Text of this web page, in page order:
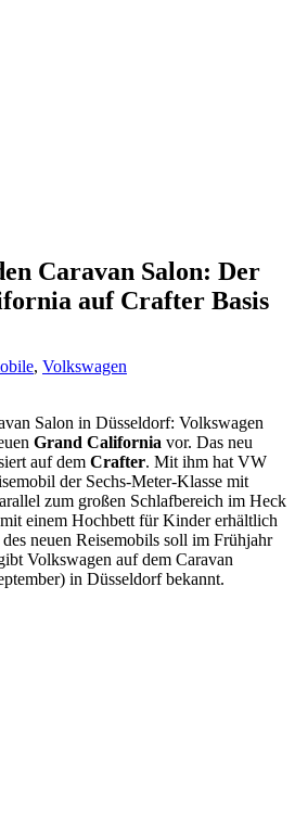
Caravan Salon: Der
auf Crafter Basis
, Volkswagen
Salon in Düsseldorf: Volkswagen
Grand California vor. Das neu
auf dem Crafter. Mit ihm hat VW
der Sechs-Meter-Klasse mit
zum großen Schlafbereich im Heck
einem Hochbett für Kinder erhältlich
neuen Reisemobils soll im Frühjahr
Volkswagen auf dem Caravan
in Düsseldorf bekannt.